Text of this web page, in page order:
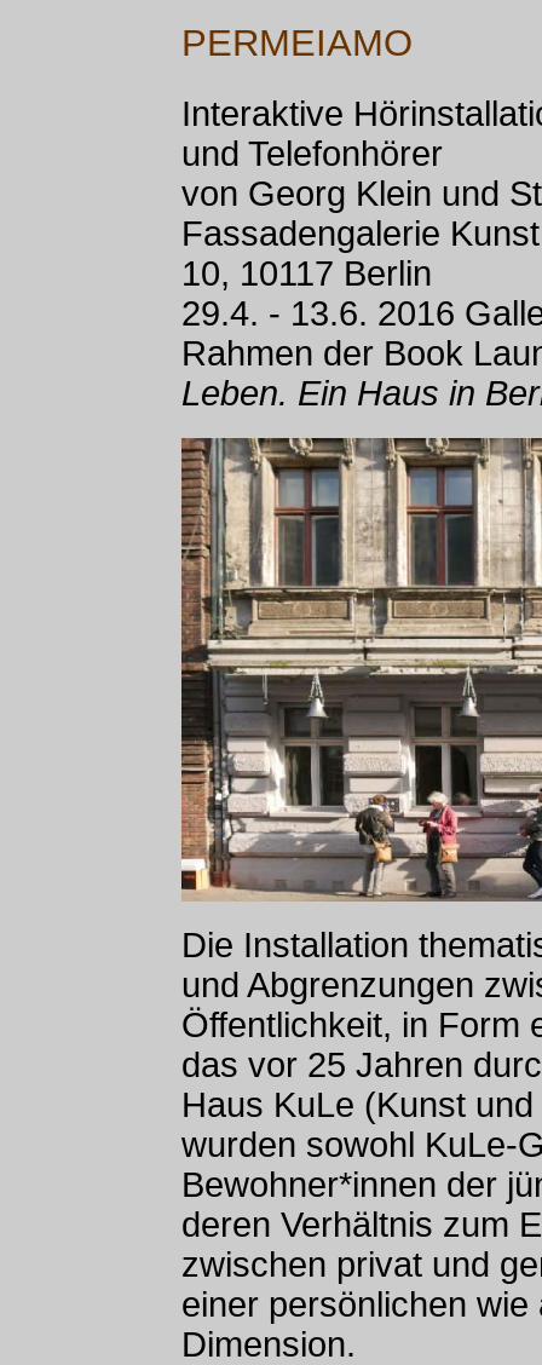
PERMEIAMO
Interaktive
und Telefonhörer
von Georg Klein und
Fassadengalerie
10, 10117 Berlin
29.4. - 13.6. 2016
Rahmen der Book
Leben. Ein Haus in
Die Installation
und Abgrenzungen
Öffentlichkeit, in Form
das vor 25 Jahren
Haus KuLe (Kunst
wurden sowohl KuLe-
Bewohner*innen der
deren Verhältnis zum
zwischen privat und
einer persönlichen
Dimension.